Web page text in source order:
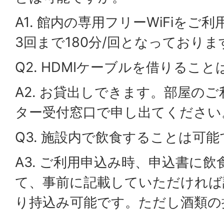
A1. 館内の専用フリーWiFiをご利
3回まで180分/回となっておりま
Q2. HDMIケーブルを借りること
A2. お貸出しできます。部屋の
ター受付窓口で申し出てくださ
Q3. 施設内で飲食することは可
A3. ご利用申込み時、申込書に飲
て、事前に記載していただけれ
り持込み可能です。ただし酒類